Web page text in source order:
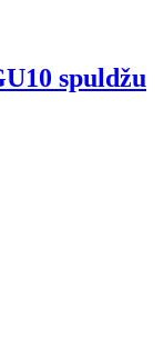
spuldžu